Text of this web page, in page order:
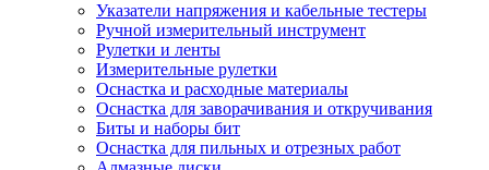
Указатели напряжения и кабельные тестеры
Ручной измерительный инструмент
Рулетки и ленты
Измерительные рулетки
Оснастка и расходные материалы
Оснастка для заворачивания и откручивания
Биты и наборы бит
Оснастка для пильных и отрезных работ